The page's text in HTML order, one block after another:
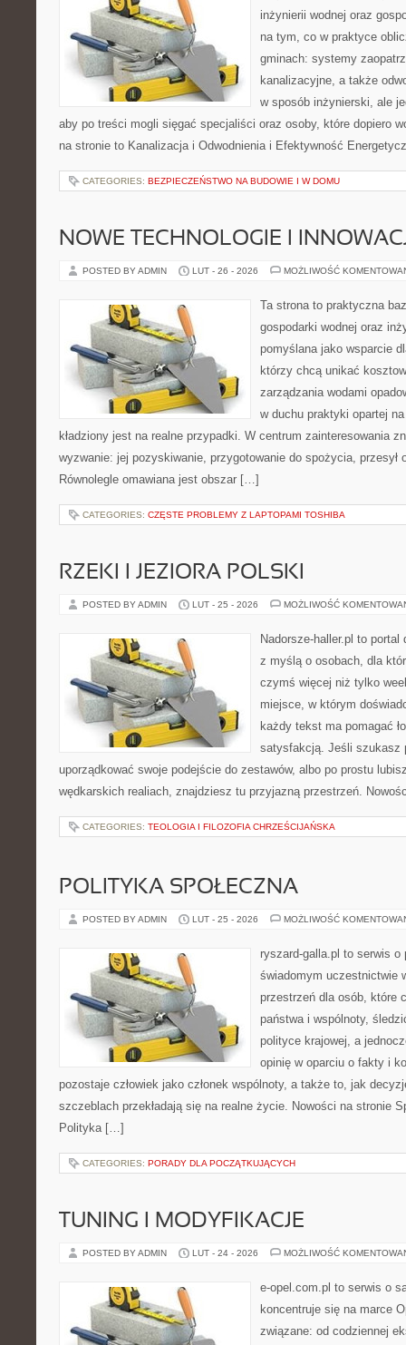
inżynierii wodnej oraz
na tym, co w praktyce
gminach: systemy
kanalizacyjne, a także
w sposób inżynierski, ale
aby po treści mogli sięgać specjaliści oraz osoby, które dopiero
na stronie to Kanalizacja i Odwodnienia i Efektywność
CATEGORIES: BEZPIECZEŃSTWO NA BUDOWIE I W DOMU
NOWE TECHNOLOGIE I
POSTED BY ADMIN LUT - 26 - 2026 MOŻLIWOŚĆ
Ta strona to praktyczna
gospodarki wodnej oraz
pomyślana jako wsparcie
którzy chcą unikać
zarządzania wodami
w duchu praktyki opartej
kładziony jest na realne przypadki. W centrum zainteresowania
wyzwanie: jej pozyskiwanie, przygotowanie do spożycia, przesył
Równolegle omawiana jest obszar […]
CATEGORIES: CZĘSTE PROBLEMY Z LAPTOPAMI TOSHIBA
RZEKI I JEZIORA POLSKI
POSTED BY ADMIN LUT - 25 - 2026 MOŻLIWOŚĆ
Nadorsze-haller.pl to portal
z myślą o osobach, dla
czymś więcej niż tylko
miejsce, w którym
każdy tekst ma pomagać
satysfakcją. Jeśli szukasz
uporządkować swoje podejście do zestawów, albo po prostu
wędkarskich realiach, znajdziesz tu przyjazną przestrzeń.
CATEGORIES: TEOLOGIA I FILOZOFIA CHRZEŚCIJAŃSKA
POLITYKA SPOŁECZNA
POSTED BY ADMIN LUT - 25 - 2026 MOŻLIWOŚĆ
ryszard-galla.pl to serwis
świadomym uczestnictwie
przestrzeń dla osób, które
państwa i wspólnoty,
polityce krajowej, a
opinię w oparciu o fakty i
pozostaje człowiek jako członek wspólnoty, a także to, jak
szczeblach przekładają się na realne życie. Nowości na stronie
Polityka […]
CATEGORIES: PORADY DLA POCZĄTKUJĄCYCH
TUNING I MODYFIKACJE
POSTED BY ADMIN LUT - 24 - 2026 MOŻLIWOŚĆ
e-opel.com.pl to serwis o
koncentruje się na marce
związane: od codziennej